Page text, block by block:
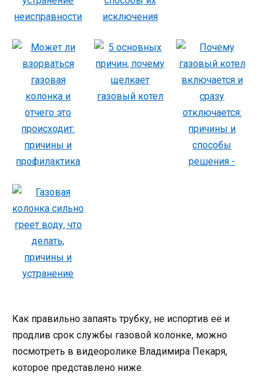
Как правильно запаять трубку, не испортив её и
продлив срок службы газовой колонке, можно
посмотреть в видеоролике Владимира Пекаря,
которое представлено ниже.